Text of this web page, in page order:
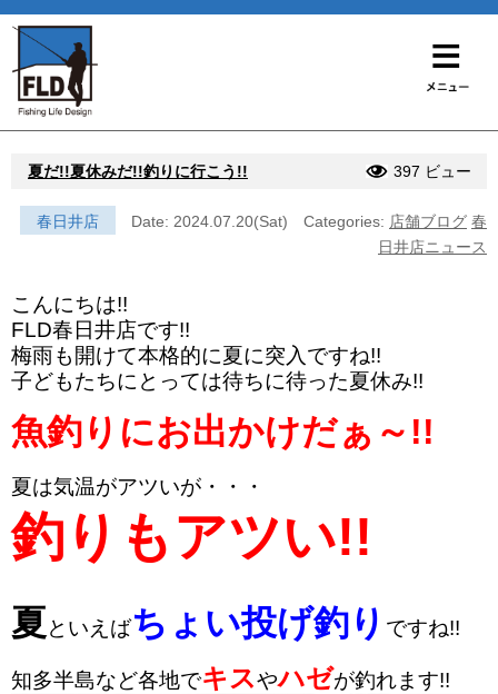
夏だ!!夏休みだ!!釣りに行こう!! 397 ビュー
春日井店 Date: 2024.07.20(Sat) Categories: 店舗ブログ 春
日井店ニュース
こんにちは!!
FLD春日井店です!!
梅雨も開けて本格的に夏に突入ですね!!
子どもたちにとっては待ちに待った夏休み!!
魚釣りにお出かけだぁ～!!
夏は気温がアツいが・・・
釣りもアツい!!
夏といえばちょい投げ釣り ですね!!
知多半島など各地でキスやハゼが釣れます!!